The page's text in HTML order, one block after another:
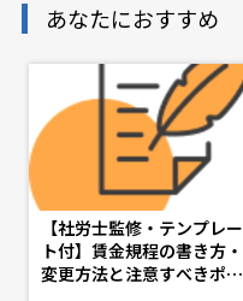
あなたにおすすめ
【社労士監修・テンプレー
ト付】賃金規程の書き方・
変更方法と注意すべきポイ